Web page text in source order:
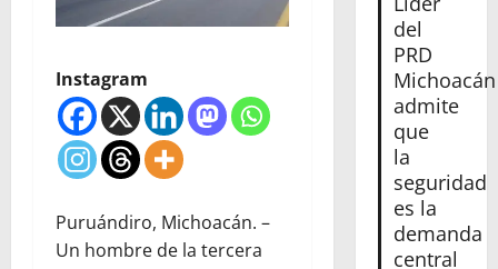
Instagram
Puruándiro, Michoacán. –
Un hombre de la tercera
del
PRD
Michoacán
admite
que
la
seguridad
es la
demanda
central